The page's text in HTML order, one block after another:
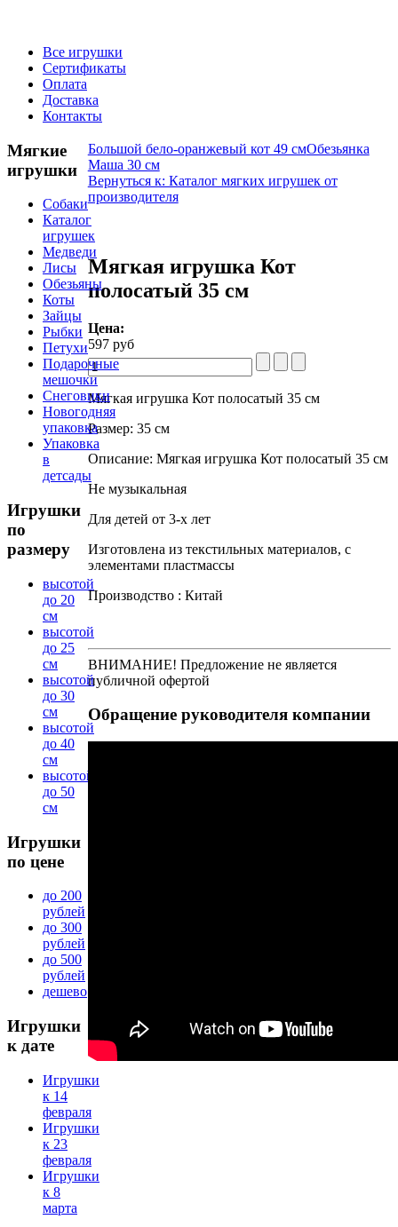
Все игрушки
Сертификаты
Оплата
Доставка
Контакты
Большой бело-оранжевый кот 49 смОбезьянка
Маша 30 см
Вернуться к: Каталог мягких игрушек от
производителя
Мягкая игрушка Кот
полосатый 35 см
Цена:
597 руб
Мягкая игрушка Кот полосатый 35 см
Размер: 35 см
Описание: Мягкая игрушка Кот полосатый 35 см
Не музыкальная
Для детей от 3-х лет
Изготовлена из текстильных материалов, с
элементами пластмассы
Производство : Китай
ВНИМАНИЕ! Предложение не является
публичной офертой
Обращениеруководителя компании
Мягкие
игрушки
Собаки
Каталог
игрушек
Медведи
Лисы
Обезьяны
Коты
Зайцы
Рыбки
Петухи
Подарочные
мешочки
Снеговики
Новогодняя
упаковка
Упаковка
в
детсады
Игрушки
по
размеру
высотой
до 20
см
высотой
до 25
см
высотой
до 30
см
высотой
до 40
см
высотой
до 50
см
Игрушки
по цене
до 200
рублей
до 300
рублей
до 500
рублей
дешево
Игрушки
к дате
Игрушки
к 14
февраля
Игрушки
к 23
февраля
Игрушки
к 8
марта